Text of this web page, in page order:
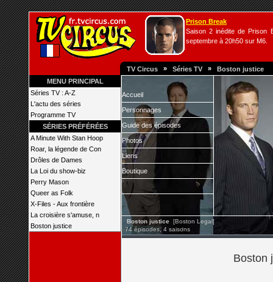
Prison Break
Saison 2 inédite de Prison
septembre à 20h50 sur M6.
TV Circus » Séries TV » Boston justice
MENU PRINCIPAL
Séries TV : A-Z
L'actu des séries
Programme TV
SÉRIES PRÉFÉRÉES
A Minute With Stan Hoop
Roar, la légende de Con
Drôles de Dames
La Loi du show-biz
Perry Mason
Queer as Folk
X-Files - Aux frontière
La croisière s'amuse, n
Boston justice
Accueil
Personnages
Guide des épisodes
Photos
Liens
Boutique
Boston justice [Boston Legal]
74 épisodes, 4 saisons
Boston